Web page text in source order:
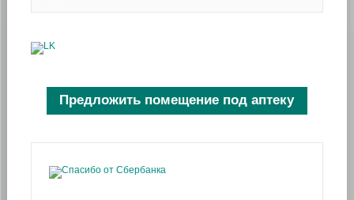
Предложить помещение под аптеку